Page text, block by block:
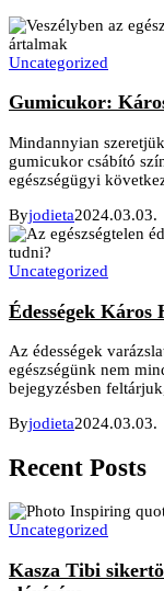
Uncategorized
Gumicukor:
Mindannyian
gumicukor csábító
egészségügyi
Byjodieta2024.03.03.
Uncategorized
Édességek Káros
Az édességek
egészségünk nem
bejegyzésben
Byjodieta2024.03.03.
Recent Posts
Uncategorized
Kasza Tibi